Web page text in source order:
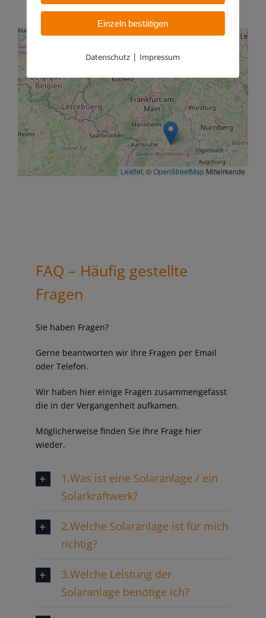
Leaflet , ©OpenStreetMap Mitwirkende
FAQ – Häufig gestellte
Fragen
Sie haben Fragen?
Gerne beantworten wir Ihre Fragen per Email
oder Telefon.
Wir haben hier einige Fragen zusammengefasst
die in der Vergangenheit aufkamen.
Möglicherweise finden Sie Ihre Frage hier
wieder.
1.Was ist eine Solaranlage / ein
Solarkraftwerk?
2.Welche Solaranlage ist für mich
richtig?
3.Welche Leistung der
Solaranlage benötige ich?
Einzeln bestätigen
Datenschutz | Impressum